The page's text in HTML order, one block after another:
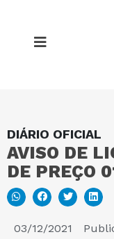
DIÁRIO OFICIAL
AVISO DE
DE PREÇO
03/12/2021
MAPA DO SITE
PORTAL DA
E-SIC